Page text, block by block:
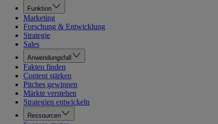
Funktion
Marketing
Forschung & Entwicklung
Strategie
Sales
Anwendungsfall
Fakten finden
Content stärken
Pitches gewinnen
Märkte verstehen
Strategien entwickeln
Ressourcen